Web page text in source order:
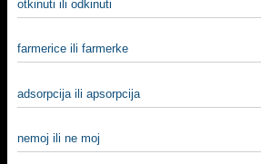
otkinuti ili odkinuti
farmerice ili farmerke
adsorpcija ili apsorpcija
nemoj ili ne moj